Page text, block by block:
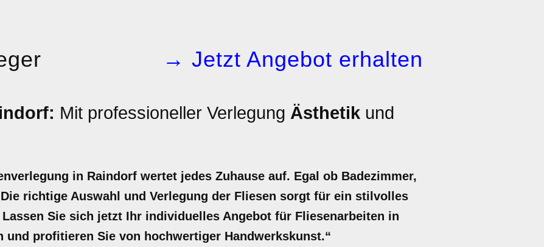
→ Jetzt Angebot erhalten
Mit professioneller Verlegung Ästhetik und
in Raindorf wertet jedes Zuhause auf. Egal ob Badezimmer,
richtige Auswahl und Verlegung der Fliesen sorgt für ein stilvolles
Sie sich jetzt Ihr individuelles Angebot für Fliesenarbeiten in
und profitieren Sie von hochwertiger Handwerkskunst.“